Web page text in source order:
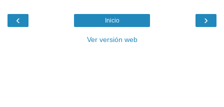
‹ ›
Inicio
Ver versión web